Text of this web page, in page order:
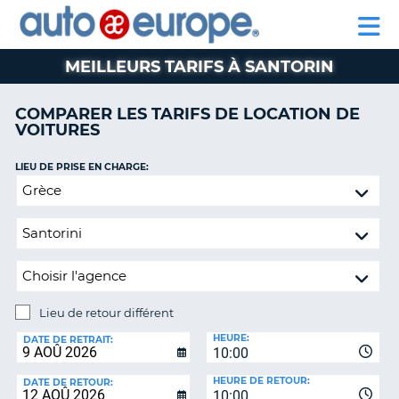
LOCATION
DE
VOITURES
CAMPING-
CAR
PARTENAIRE
SUPPORT
CLIENT
AUTO
EUROPE
LOCATION
DE
VOITURES
CAMPING-
PARTENAIRE
SUPPORT
COMPTE
MA
LANGUAGE
MEILLEURS TARIFS À SANTORIN
COMPARER LES TARIFS DE LOCATION DE
VOITURES
Lieu
retour
LIEU DE PRISE EN CHARGE:
Lieu de retour différent
DE
RETOUR:
DATE DE RETRAIT:
10:00
HEURE:
DATE DE RETOUR:
10:00
HEURE DE RETOUR: